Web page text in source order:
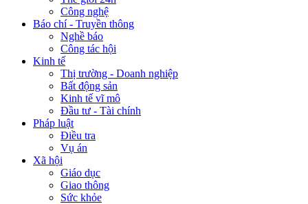
Công nghệ
Báo chí - Truyền thông
Nghề báo
Công tác hội
Kinh tế
Thị trường - Doanh nghiệp
Bất động sản
Kinh tế vĩ mô
Đầu tư - Tài chính
Pháp luật
Điều tra
Vụ án
Xã hội
Giáo dục
Giao thông
Sức khỏe